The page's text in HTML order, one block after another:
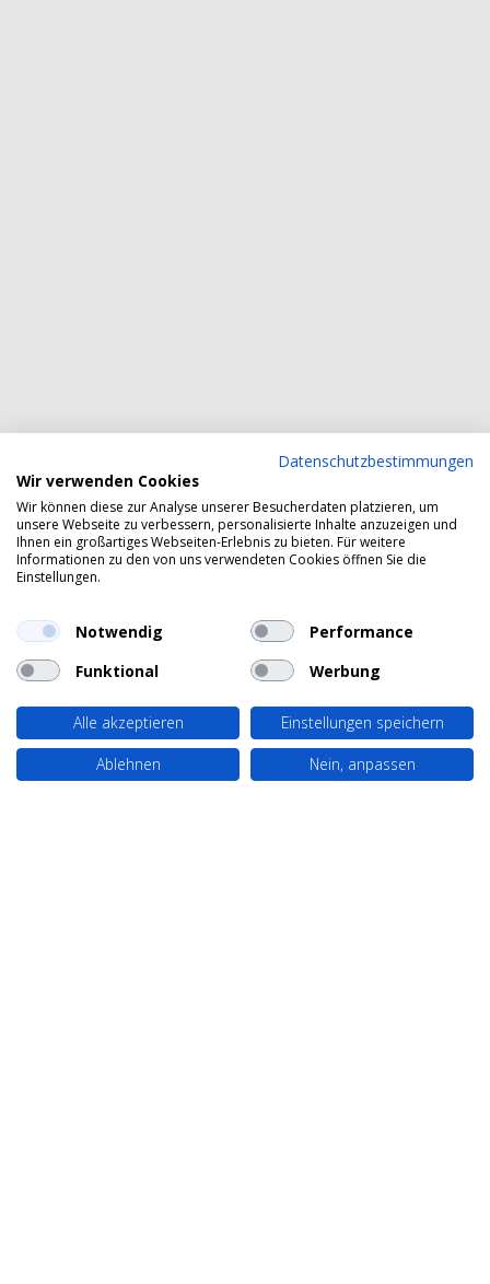
Datenschutzbestimmungen
Wir verwenden Cookies
Wir können diese zur Analyse unserer Besucherdaten platzieren, um
unsere Webseite zu verbessern, personalisierte Inhalte anzuzeigen und
Ihnen ein großartiges Webseiten-Erlebnis zu bieten. Für weitere
Informationen zu den von uns verwendeten Cookies öffnen Sie die
Einstellungen.
Notwendig
Performance
Funktional
Werbung
Alle akzeptieren
Einstellungen speichern
Ablehnen
Nein, anpassen